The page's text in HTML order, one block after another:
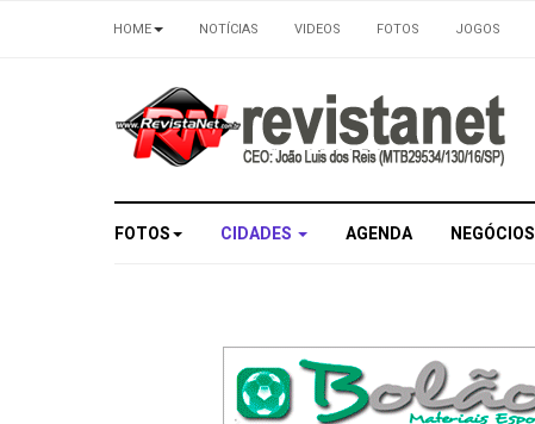
HOME NOTÍCIAS VIDEOS FOTOS JOGOS
FOTOS CIDADES AGENDA NEGÓCIOS